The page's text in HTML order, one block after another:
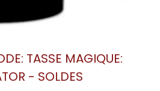
TASSE MAGIQUE:
- SOLDES